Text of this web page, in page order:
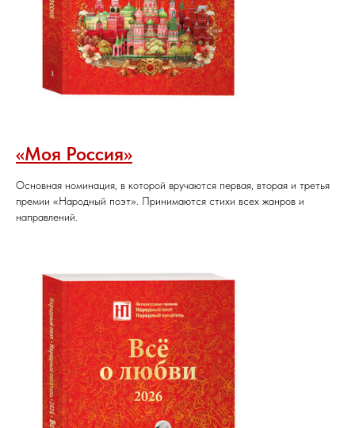
«Моя Россия»
Основная номинация, в которой вручаются первая, вторая и третья
премии «Народный поэт». Принимаются стихи всех жанров и
направлений.